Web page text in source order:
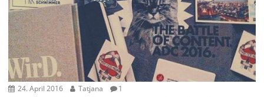
24. April 2016 Tatjana 1